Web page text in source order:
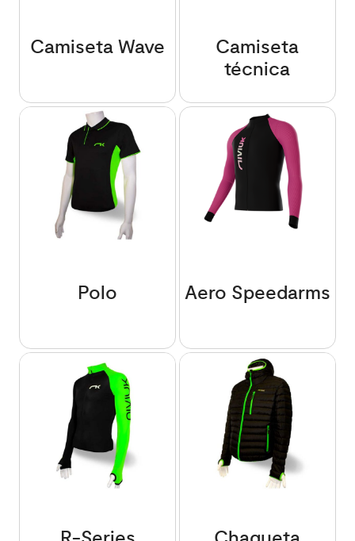
Camiseta Wave
Camiseta
técnica
Polo Aero Speedarms